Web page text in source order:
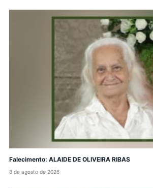
Falecimento: ALAIDE DE OLIVEIRA RIBAS
8 de agosto de 2026